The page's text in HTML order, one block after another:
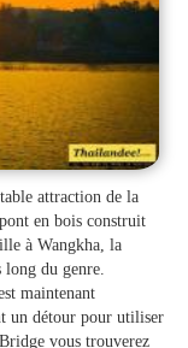
attraction de la
en bois construit
à Wangkha, la
du genre.
maintenant
un détour pour utiliser
vous trouverez